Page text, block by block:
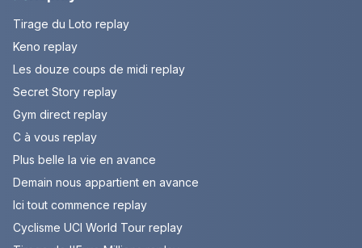
Tirage du Loto replay
Keno replay
Les douze coups de midi replay
Secret Story replay
Gym direct replay
C à vous replay
Plus belle la vie en avance
Demain nous appartient en avance
Ici tout commence replay
Cyclisme UCI World Tour replay